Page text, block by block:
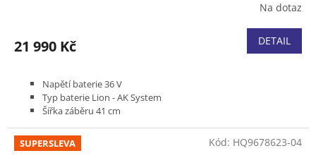
Na dotaz
21 990 Kč DETAIL
Napětí baterie 36 V
Typ baterie Lion - AK System
Šířka záběru 41 cm
Podvozek plast
Koš plastový 52 l
SUPERSLEVA Kód: HQ9678623-04